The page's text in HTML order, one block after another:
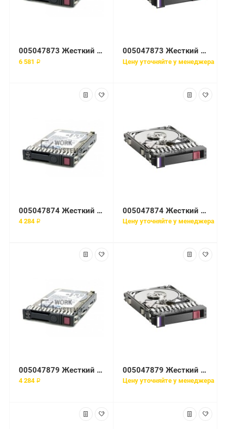
005047873 Жесткий диск EMC 73-GB 2-GB 10K 3.5 FC HDD
6 581 ₽
005047873 Жесткий диск EMC 73GB 10K 3.5'' Fibre Channel
Цену уточняйте у менеджера
005047874 Жесткий диск EMC 36-GB 2-GB 10K 3.5 FC HDD
4 284 ₽
005047874 Жесткий диск EMC 36GB 10K 3.5'' Fibre Channel для EMC CX4 Series
Цену уточняйте у менеджера
005047879 Жесткий диск EMC 36-GB 2-GB 15K 3.5 FC HDD
4 284 ₽
005047879 Жесткий диск EMC 36GB 15K 3.5'' Fibre Channel
Цену уточняйте у менеджера